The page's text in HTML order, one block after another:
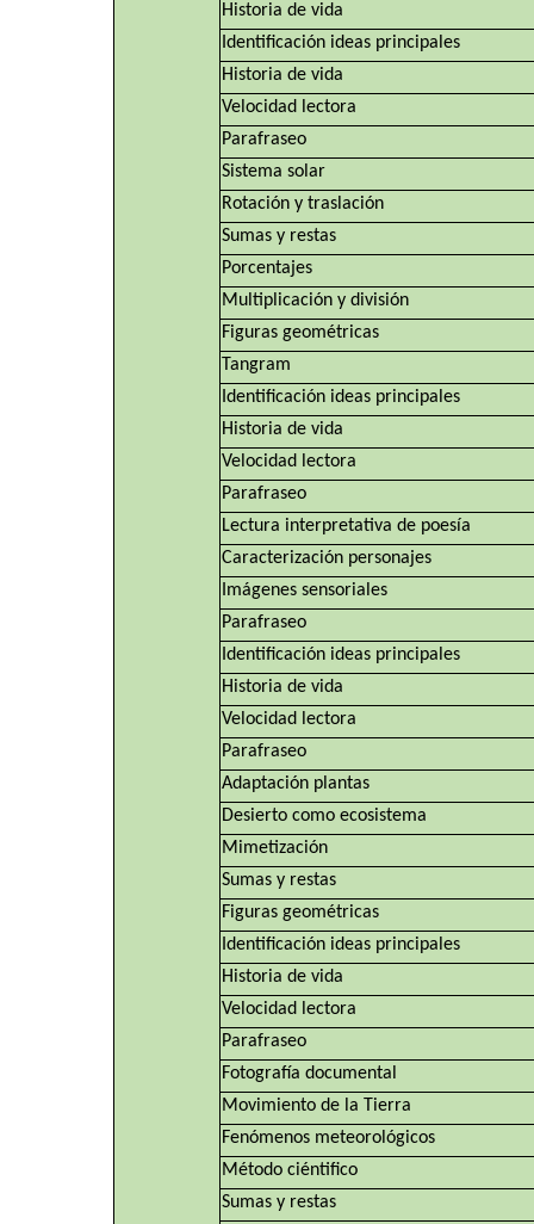
Historia de vida
Identificación ideas principales
Historia de vida
Velocidad lectora
Parafraseo
Sistema solar
Rotación y traslación
Sumas y restas
Porcentajes
Multiplicación y división
Figuras geométricas
Tangram
Identificación ideas principales
Historia de vida
Velocidad lectora
Parafraseo
Lectura interpretativa de poesía
Caracterización personajes
Imágenes sensoriales
Parafraseo
Identificación ideas principales
Historia de vida
Velocidad lectora
Parafraseo
Adaptación plantas
Desierto como ecosistema
Mimetización
Sumas y restas
Figuras geométricas
Identificación ideas principales
Historia de vida
Velocidad lectora
Parafraseo
Fotografía documental
Movimiento de la Tierra
Fenómenos meteorológicos
Método ciéntifico
Sumas y restas